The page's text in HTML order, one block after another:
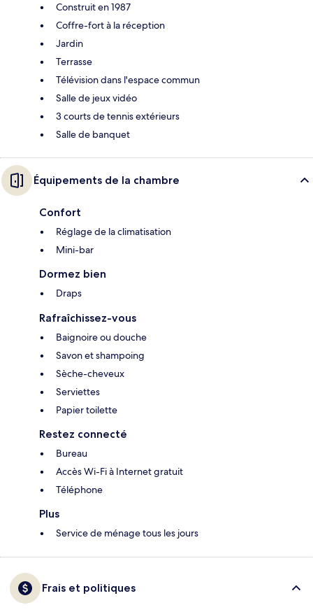
Construit en 1987
Coffre-fort à la réception
Jardin
Terrasse
Télévision dans l'espace commun
Salle de jeux vidéo
3 courts de tennis extérieurs
Salle de banquet
Équipements de la chambre
Confort
Réglage de la climatisation
Mini-bar
Dormez bien
Draps
Rafraîchissez-vous
Baignoire ou douche
Savon et shampoing
Sèche-cheveux
Serviettes
Papier toilette
Restez connecté
Bureau
Accès Wi-Fi à Internet gratuit
Téléphone
Plus
Service de ménage tous les jours
Frais et politiques